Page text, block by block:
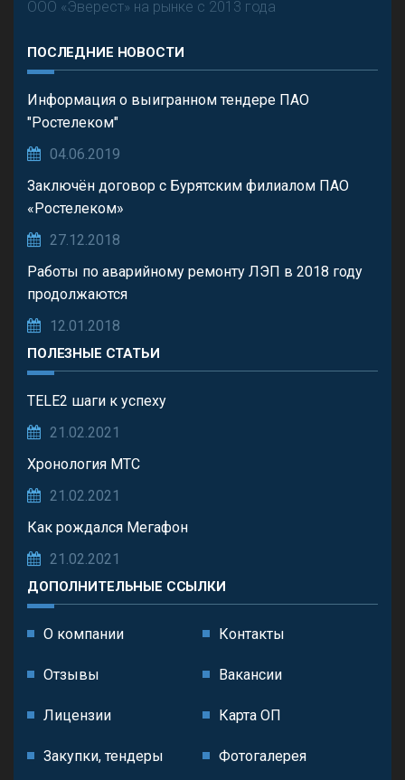
ООО «Эверест» на рынке с 2013 года
ПОСЛЕДНИЕ НОВОСТИ
Информация о выигранном тендере ПАО
"Ростелеком"
04.06.2019
Заключён договор с Бурятским филиалом ПАО
«Ростелеком»
27.12.2018
Работы по аварийному ремонту ЛЭП в 2018 году
продолжаются
12.01.2018
ПОЛЕЗНЫЕ СТАТЬИ
TELE2 шаги к успеху
21.02.2021
Хронология МТС
21.02.2021
Как рождался Мегафон
21.02.2021
ДОПОЛНИТЕЛЬНЫЕ ССЫЛКИ
О компании Контакты
Отзывы Вакансии
Лицензии Карта ОП
Закупки, тендеры Фотогалерея